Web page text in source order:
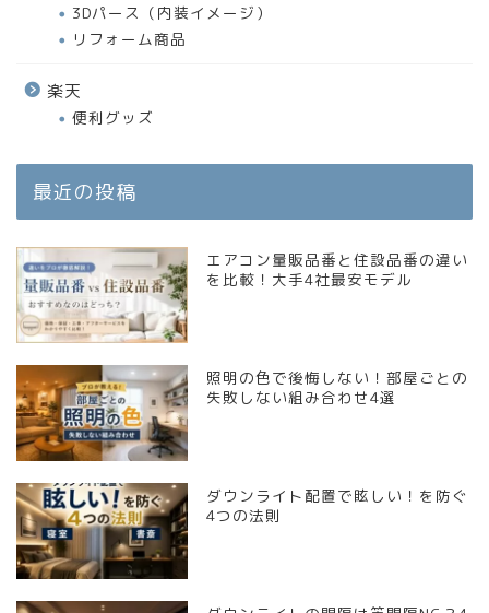
3Dパース（内装イメージ）
リフォーム商品
楽天
便利グッズ
最近の投稿
エアコン量販品番と住設品番の違い
を比較！大手4社最安モデル
照明の色で後悔しない！部屋ごとの
失敗しない組み合わせ4選
ダウンライト配置で眩しい！を防ぐ
4つの法則